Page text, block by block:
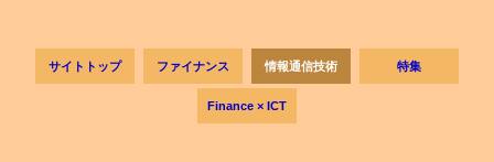
サイトトップ ファイナンス 情報通信技術 特集
Finance × ICT